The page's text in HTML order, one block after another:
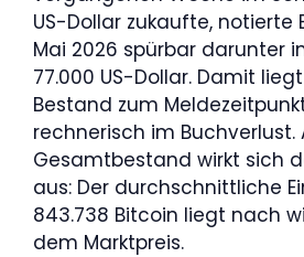
US-Dollar zukaufte, notierte
Mai 2026 spürbar darunter
77.000 US-Dollar. Damit
Bestand zum
rechnerisch im Buchverlust.
Gesamtbestand wirkt sich
aus: Der durchschnittliche
843.738 Bitcoin liegt nach
dem Marktpreis.